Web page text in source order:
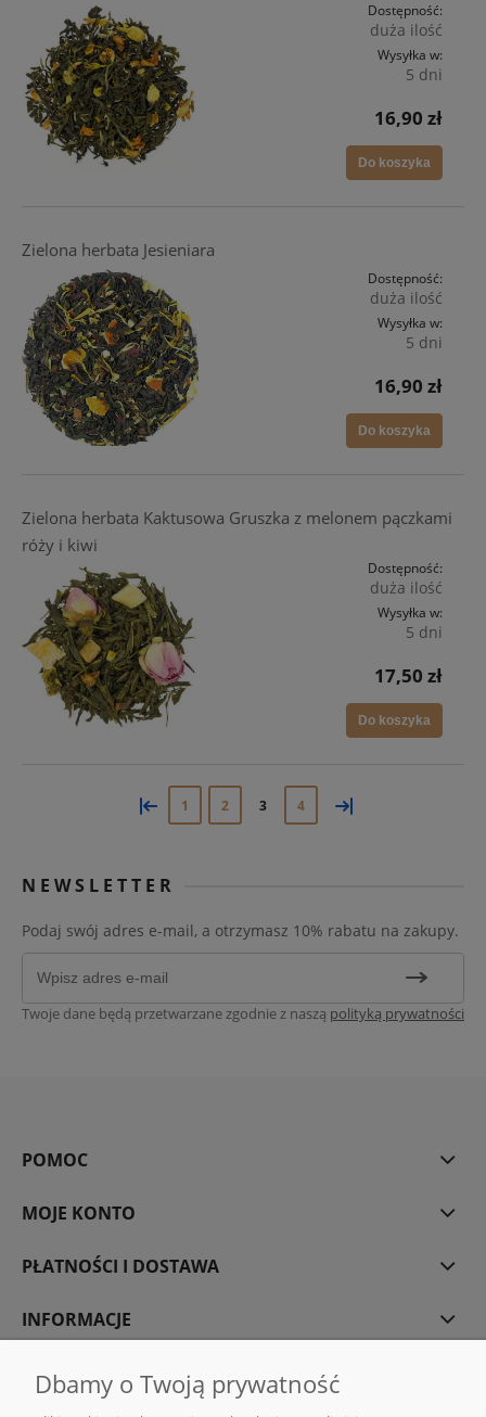
Dostępność:
duża ilość
Wysyłka w:
5 dni
16,90 zł
Do koszyka
Zielona herbata Jesieniara
Dostępność:
duża ilość
Wysyłka w:
5 dni
16,90 zł
Do koszyka
Zielona herbata Kaktusowa Gruszka z melonem pączkami
róży i kiwi
Dostępność:
duża ilość
Wysyłka w:
5 dni
17,50 zł
Do koszyka
« 1 2 3 4 »
NEWSLETTER
Podaj swój adres e-mail, a otrzymasz 10% rabatu na zakupy.
Twoje dane będą przetwarzane zgodnie z naszą polityką prywatności
POMOC
MOJE KONTO
PŁATNOŚCI I DOSTAWA
INFORMACJE
O NAS
Dbamy o Twoją prywatność